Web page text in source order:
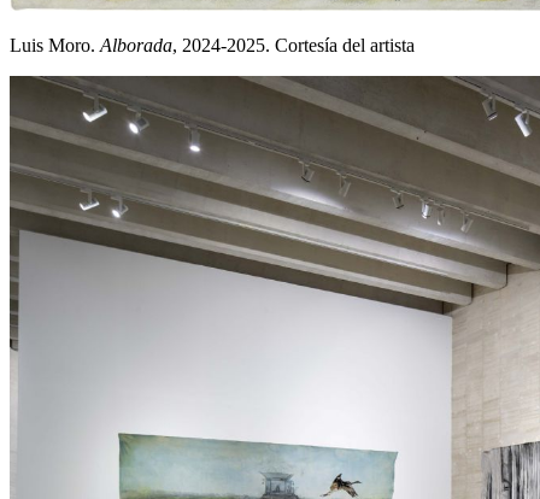
Luis Moro. Alborada, 2024-2025. Cortesía del artista